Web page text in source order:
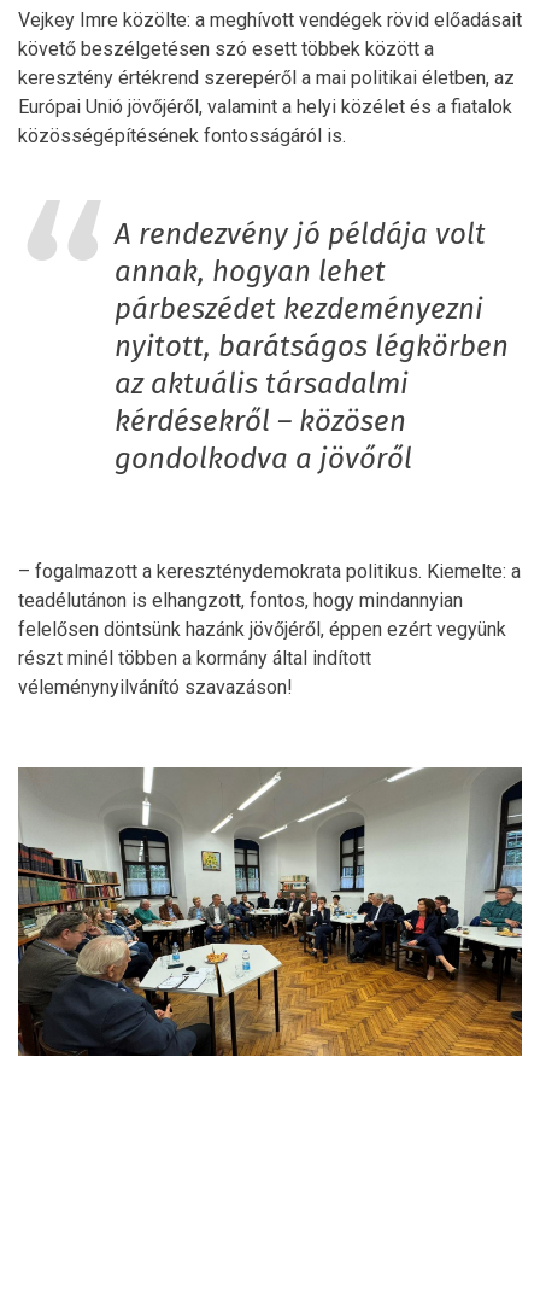
Vejkey Imre közölte: a meghívott vendégek rövid előadásait
követő beszélgetésen szó esett többek között a
keresztény értékrend szerepéről a mai politikai életben, az
Európai Unió jövőjéről, valamint a helyi közélet és a fiatalok
közösségépítésének fontosságáról is.
A rendezvény jó példája volt
annak, hogyan lehet
párbeszédet kezdeményezni
nyitott, barátságos légkörben
az aktuális társadalmi
kérdésekről – közösen
gondolkodva a jövőről
– fogalmazott a kereszténydemokrata politikus. Kiemelte: a
teadélutánon is elhangzott, fontos, hogy mindannyian
felelősen döntsünk hazánk jövőjéről, éppen ezért vegyünk
részt minél többen a kormány által indított
véleménynyilvánító szavazáson!